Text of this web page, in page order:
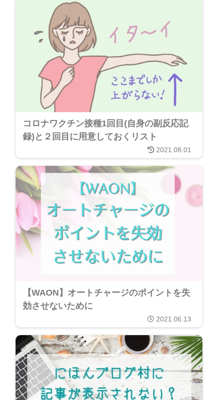
コロナワクチン接種1回目(自身の副反応記
録)と２回目に用意しておくリスト
2021.08.01
【WAON】オートチャージのポイントを失
効させないために
2021.06.13